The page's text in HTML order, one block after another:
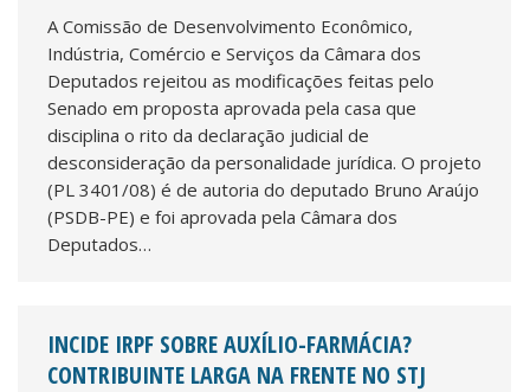
A Comissão de Desenvolvimento Econômico,
Indústria, Comércio e Serviços da Câmara dos
Deputados rejeitou as modificações feitas pelo
Senado em proposta aprovada pela casa que
disciplina o rito da declaração judicial de
desconsideração da personalidade jurídica. O projeto
(PL 3401/08) é de autoria do deputado Bruno Araújo
(PSDB-PE) e foi aprovada pela Câmara dos
Deputados…
INCIDE IRPF SOBRE AUXÍLIO-FARMÁCIA?
CONTRIBUINTE LARGA NA FRENTE NO STJ